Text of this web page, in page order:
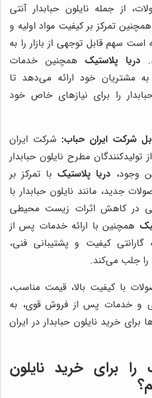
از جمله نایلون حبابدار آنتی
تمرکز بر کیفیت مواد اولیه و
است سهم قابل توجهی از بازار را به
دریا پلاستیک همچنین خدمات
مشتریان خود ارائه می‌دهد تا
را برای نیازهای خاص خود
شرکت ایران حباب: شرکت ایران
مطرح نایلون حبابدار
وجود، دریا پلاستیک با تمرکز بر
جدید، مانند نایلون حبابدار با
در کاهش اثرات زیست محیطی
همچنین با ارائه خدمات پس از
کیفیت و پشتیبانی فنی،
جلب می‌کند.
با کیفیت بالا، قیمت مناسب،
و خدمات پس از فروش قوی، به
برای خرید نایلون حبابدار در ایران
را برای خرید نایلون